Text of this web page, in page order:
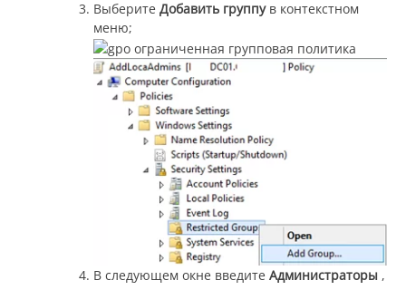
Выберите Добавить группув контекстном
меню;
В следующем окне введите Администраторы ,